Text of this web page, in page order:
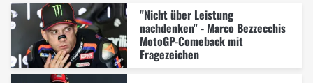
"Nicht über Leistung
nachdenken" - Marco Bezzecchis
MotoGP-Comeback mit
Fragezeichen